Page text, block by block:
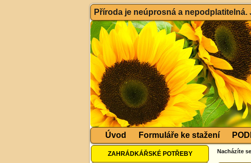
Příroda je neúprosná a
Úvod Formuláře ke stažení
ZAHRÁDKÁŘSKÉ POTŘEBY Nacházíte